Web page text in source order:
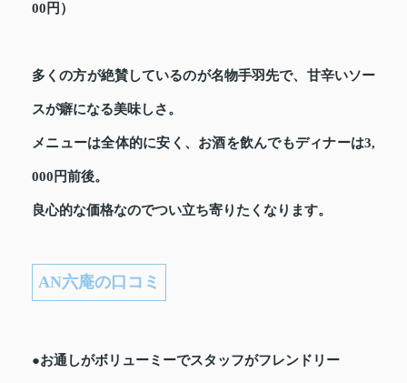
00円）
多くの方が絶賛しているのが名物手羽先で、甘辛いソー
スが癖になる美味しさ。
メニューは全体的に安く、お酒を飲んでもディナーは3,
000円前後。
良心的な価格なのでつい立ち寄りたくなります。
AN六庵の口コミ
●お通しがボリューミーでスタッフがフレンドリー